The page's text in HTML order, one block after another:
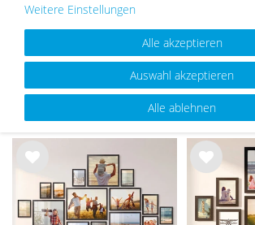
UNSERE TOPSELLER
Wu
hlist
e
Wu
hlist
e
Weitere Einstellungen
Alle akzeptieren
Auswahl akzeptieren
Alle ablehnen